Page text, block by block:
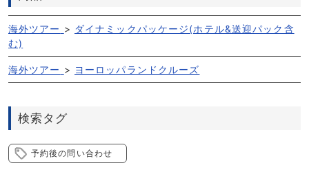
海外ツアー > ダイナミックパッケージ(ホテル&送迎パック含
む)
海外ツアー > ヨーロッパランドクルーズ
検索タグ
予約後の問い合わせ